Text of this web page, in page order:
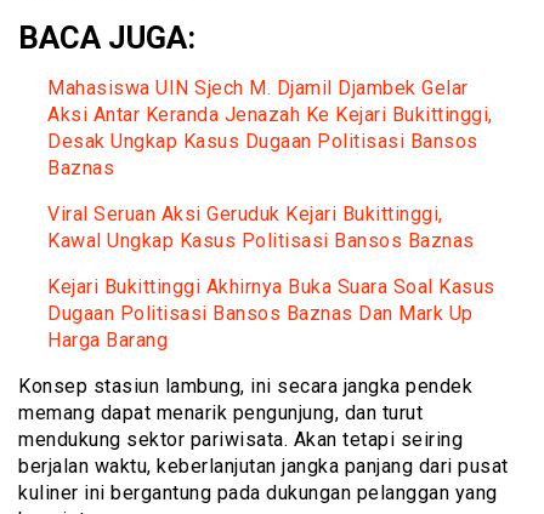
BACA JUGA:
Mahasiswa UIN Sjech M. Djamil Djambek Gelar
Aksi Antar Keranda Jenazah Ke Kejari Bukittinggi,
Desak Ungkap Kasus Dugaan Politisasi Bansos
Baznas
Viral Seruan Aksi Geruduk Kejari Bukittinggi,
Kawal Ungkap Kasus Politisasi Bansos Baznas
Kejari Bukittinggi Akhirnya Buka Suara Soal Kasus
Dugaan Politisasi Bansos Baznas Dan Mark Up
Harga Barang
Konsep stasiun lambung, ini secara jangka pendek
memang dapat menarik pengunjung, dan turut
mendukung sektor pariwisata. Akan tetapi seiring
berjalan waktu, keberlanjutan jangka panjang dari pusat
kuliner ini bergantung pada dukungan pelanggan yang